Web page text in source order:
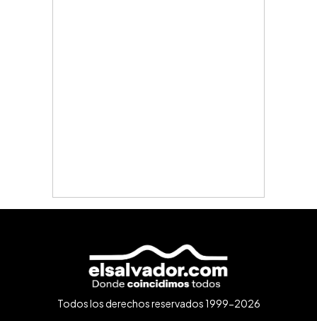
Todos los derechos reservados 1999-2026